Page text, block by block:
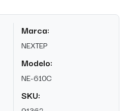
Marca:
NEXTEP
Modelo:
NE-610C
SKU: